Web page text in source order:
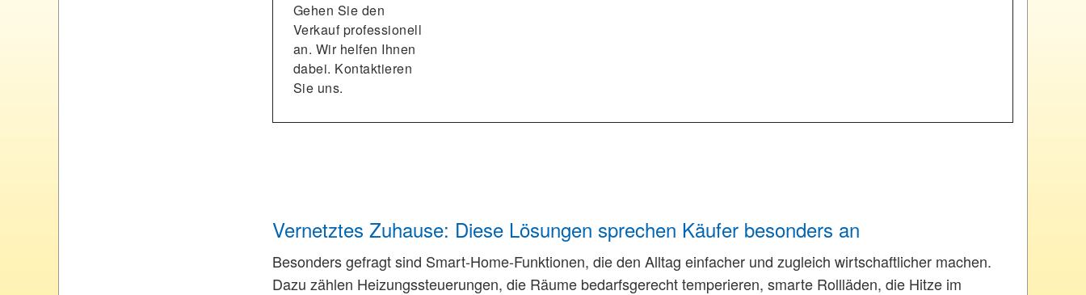
Gehen Sie den
Verkauf professionell
an. Wir helfen Ihnen
dabei. Kontaktieren
Sie uns.
Vernetztes Zuhause: Diese Lösungen sprechen Käufer besonders an
Besonders gefragt sind Smart-Home-Funktionen, die den Alltag einfacher und zugleich wirtschaftlicher machen.
Dazu zählen Heizungssteuerungen, die Räume bedarfsgerecht temperieren, smarte Rollläden, die Hitze im